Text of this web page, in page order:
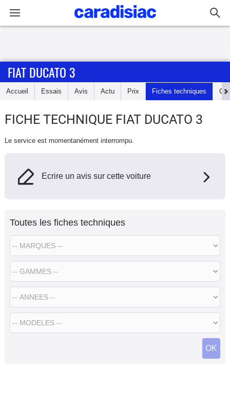
Accueil
Essais
Utilitaires
Flottes
Auto
Services
Forum
Moto
FIAT DUCATO 3
Accueil Essais Avis Actu Prix Fiches techniques
FICHE TECHNIQUE FIAT DUCATO 3
Le service est momentanément interrompu.
Ecrire un avis sur cette voiture
Toutes les fiches techniques